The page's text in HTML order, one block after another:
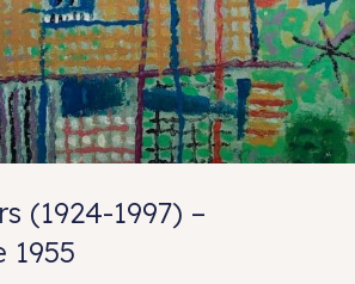
(1924-1997) –
1955